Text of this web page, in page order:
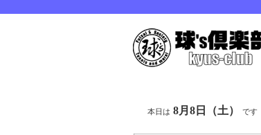
本日は 8月8日（土） です